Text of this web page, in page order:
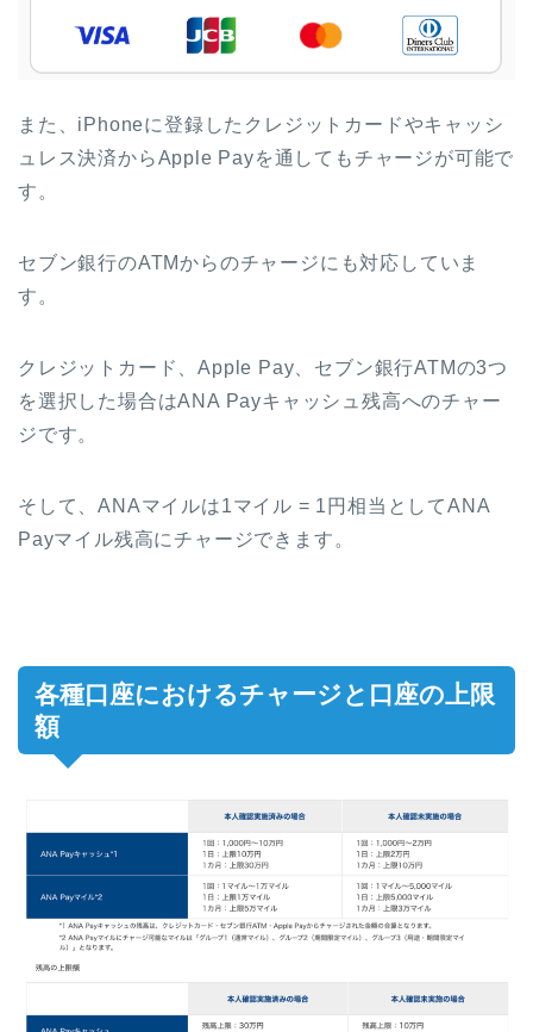
また、iPhoneに登録したクレジットカードやキャッシ
ュレス決済からApple Payを通してもチャージが可能で
す。
セブン銀行のATMからのチャージにも対応していま
す。
クレジットカード、Apple Pay、セブン銀行ATMの3つ
を選択した場合はANA Payキャッシュ残高へのチャー
ジです。
そして、ANAマイルは1マイル = 1円相当としてANA
Payマイル残高にチャージできます。
各種口座におけるチャージと口座の上限
額